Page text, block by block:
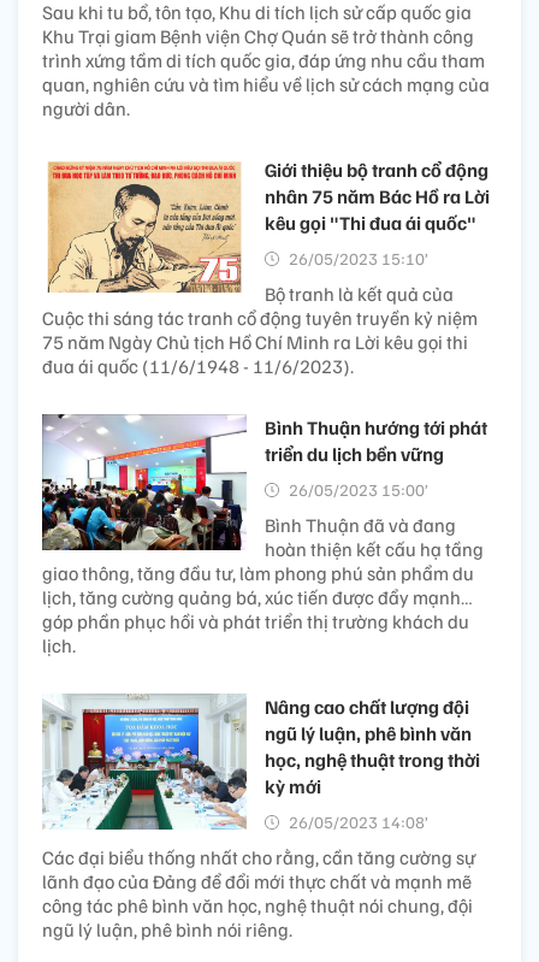
Sau khi tu bổ, tôn tạo, Khu di tích lịch sử cấp quốc gia
Khu Trại giam Bệnh viện Chợ Quán sẽ trở thành công
trình xứng tầm di tích quốc gia, đáp ứng nhu cầu tham
quan, nghiên cứu và tìm hiểu về lịch sử cách mạng của
người dân.
Giới thiệu bộ tranh cổ động
nhân 75 năm Bác Hồ ra Lời
kêu gọi "Thi đua ái quốc"
26/05/2023 15:10’
Bộ tranh là kết quả của
Cuộc thi sáng tác tranh cổ động tuyên truyền kỷ niệm
75 năm Ngày Chủ tịch Hồ Chí Minh ra Lời kêu gọi thi
đua ái quốc (11/6/1948 - 11/6/2023).
Bình Thuận hướng tới phát
triển du lịch bền vững
26/05/2023 15:00’
Bình Thuận đã và đang
hoàn thiện kết cấu hạ tầng
giao thông, tăng đầu tư, làm phong phú sản phẩm du
lịch, tăng cường quảng bá, xúc tiến được đẩy mạnh…
góp phần phục hồi và phát triển thị trường khách du
lịch.
Nâng cao chất lượng đội
ngũ lý luận, phê bình văn
học, nghệ thuật trong thời
kỳ mới
26/05/2023 14:08’
Các đại biểu thống nhất cho rằng, cần tăng cường sự
lãnh đạo của Đảng để đổi mới thực chất và mạnh mẽ
công tác phê bình văn học, nghệ thuật nói chung, đội
ngũ lý luận, phê bình nói riêng.